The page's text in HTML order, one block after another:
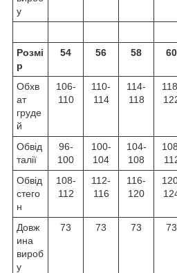
у
Розмі
р
54 56 58 60
Обхв
ат
груде
й
106-
110
110-
114
114-
118
Обвід
талії
96-
100
100-
104
104-
108
Обвід
стего
н
108-
112
112-
116
116-
120
Довж
ина
вироб
у
73 73 73 73